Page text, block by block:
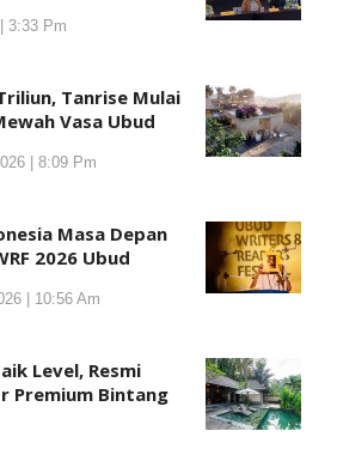
3:33 Pm
Tanrise Mulai
Vasa Ubud
| 8:09 Pm
Masa Depan
2026 Ubud
| 10:56 Am
Level, Resmi
Premium Bintang